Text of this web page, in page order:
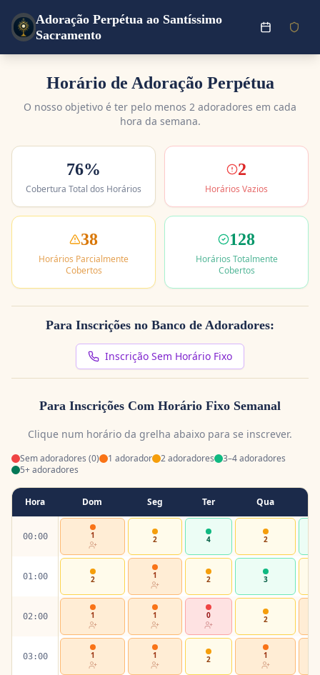
Adoração Perpétua ao Santíssimo
Sacramento
Horário de Adoração Perpétua
O nosso objetivo é ter pelo menos 2 adoradores em cada
hora da semana.
76%
Cobertura Total dos Horários
2
Horários Vazios
38
Horários Parcialmente
Cobertos
128
Horários Totalmente
Cobertos
Para Inscrições no Banco de Adoradores:
Inscrição Sem Horário Fixo
Para Inscrições Com Horário Fixo Semanal
Clique num horário da grelha abaixo para se inscrever.
Sem adoradores (0) 1 adorador 2 adoradores
3–4 adoradores
5+ adoradores
Hora Dom Seg Ter Qua
00:00 1 2 4 2
01:00 2 1 2 3
02:00 1 1 0 2
03:00 1 1 2 1